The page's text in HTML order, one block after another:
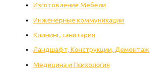
Изготовление Мебели
Инженерные коммуникации
Клининг, санитария
Ландшафт, Конструкции, Демонтаж
Медицина и Психология